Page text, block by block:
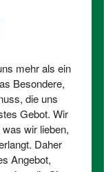
mehr als ein
Besondere,
die uns
Gebot. Wir
wir lieben,
Daher
Angebot,